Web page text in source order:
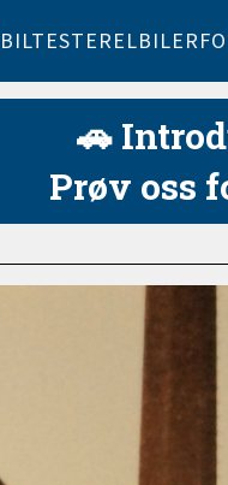
BILTESTERELBILER
🚗
Prøv oss